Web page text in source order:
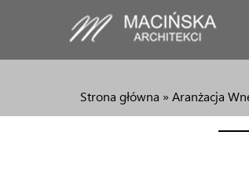
Strona główna »Aranżacja